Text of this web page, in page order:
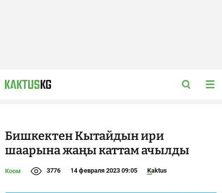
Бишкектен Кытайдын ири
шаарына жаңы каттам ачылды
Коом 3776 14 февраля 2023 09:05 Kaktus